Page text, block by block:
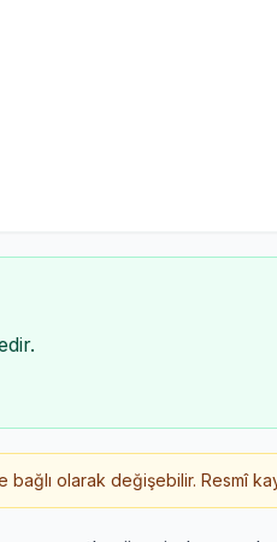
olarak değişebilir. Resmî